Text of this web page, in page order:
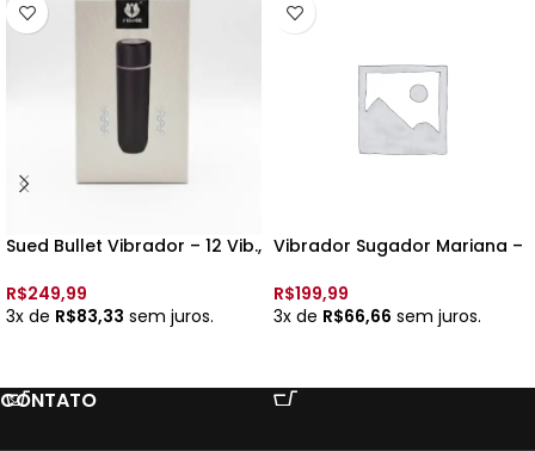
Sued Bullet Vibrador – 12 Vib.,
5967 –
R$249,99
3x de R$83,33 sem juros.
Vibrador Sugador Mariana –
R$199,99
3x de R$66,66 sem juros.
CONTATO